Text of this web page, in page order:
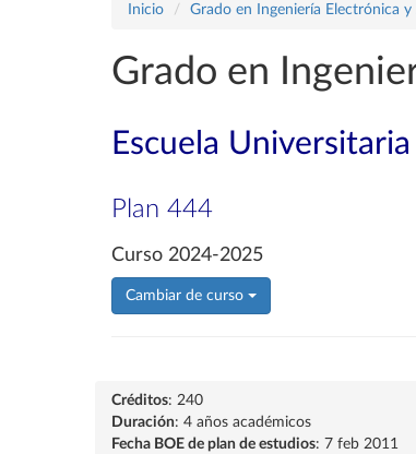
Inicio Grado en Ingeniería Electrónica
Grado en
Escuela
Plan 444
Curso 2024-2025
Cambiar de curso
Créditos: 240
Duración: 4 años académicos
Fecha BOE de plan de estudios: 7 feb 2011